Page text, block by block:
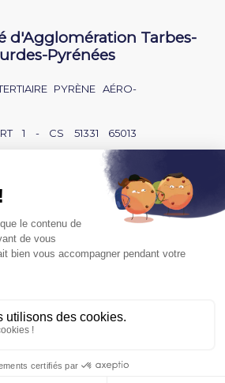
d'Agglomération Tarbes-
Pyrénées
PYRÈNE AÉRO-
1 - CS 51331 65013
D'AUDITION ?
OU MALENTENDANT ?
CONFIDENTIALITÉ
ACCÈS PRIVÉ